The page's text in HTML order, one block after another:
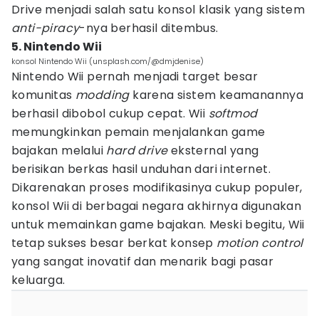
Drive menjadi salah satu konsol klasik yang sistem
anti-piracy-nya berhasil ditembus.
5. Nintendo Wii
konsol Nintendo Wii (unsplash.com/@dmjdenise)
Nintendo Wii pernah menjadi target besar
komunitas moddingkarena sistem keamanannya
berhasil dibobol cukup cepat. Wii softmod
memungkinkan pemain menjalankan game
bajakan melalui hard driveeksternal yang
berisikan berkas hasil unduhan dari internet.
Dikarenakan proses modifikasinya cukup populer,
konsol Wii di berbagai negara akhirnya digunakan
untuk memainkan game bajakan. Meski begitu, Wii
tetap sukses besar berkat konsep motion control
yang sangat inovatif dan menarik bagi pasar
keluarga.